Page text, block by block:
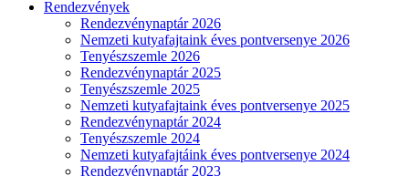
Rendezvények
Rendezvénynaptár 2026
Nemzeti kutyafajtaink éves pontversenye 2026
Tenyészszemle 2026
Rendezvénynaptár 2025
Tenyészszemle 2025
Nemzeti kutyafajtaink éves pontversenye 2025
Rendezvénynaptár 2024
Tenyészszemle 2024
Nemzeti kutyafajtáink éves pontversenye 2024
Rendezvénynaptár 2023